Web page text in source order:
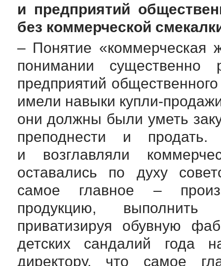
и предприятий
без коммерческой
– Понятие «коммерческая
понимании существенно
предприятий
имели навыки купли-
они должны были уметь
преподнести и
и возглавляли
оставались по духу
самое главное –
продукцию,
приватизируя обувную
детских сандалий года
директору, что самое